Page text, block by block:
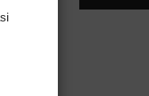
Finnish